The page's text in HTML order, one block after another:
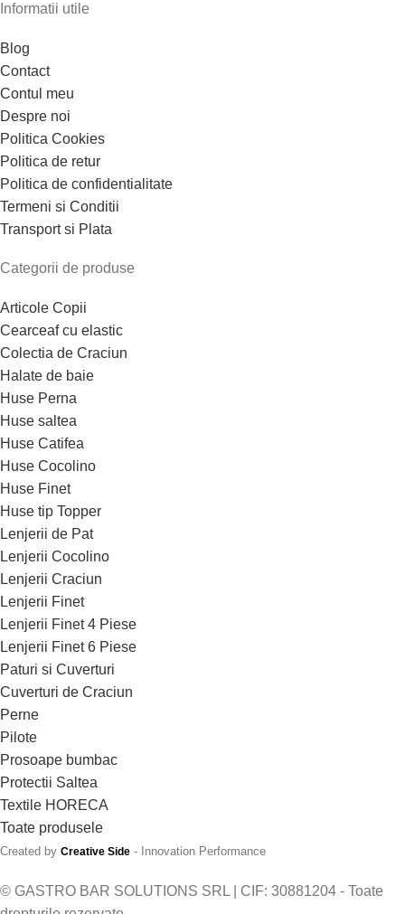
Informatii utile
Blog
Contact
Contul meu
Despre noi
Politica Cookies
Politica de retur
Politica de confidentialitate
Termeni si Conditii
Transport si Plata
Categorii de produse
Articole Copii
Cearceaf cu elastic
Colectia de Craciun
Halate de baie
Huse Perna
Huse saltea
Huse Catifea
Huse Cocolino
Huse Finet
Huse tip Topper
Lenjerii de Pat
Lenjerii Cocolino
Lenjerii Craciun
Lenjerii Finet
Lenjerii Finet 4 Piese
Lenjerii Finet 6 Piese
Paturi si Cuverturi
Cuverturi de Craciun
Perne
Pilote
Prosoape bumbac
Protectii Saltea
Textile HORECA
Toate produsele
Created by Creative Side - Innovation Performance
© GASTRO BAR SOLUTIONS SRL | CIF: 30881204 - Toate